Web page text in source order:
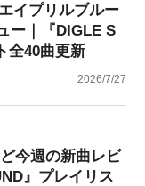
イプリルブルー
ー｜『DIGLE S
全40曲更新
2026/7/27
今週の新曲レビ
』プレイリス